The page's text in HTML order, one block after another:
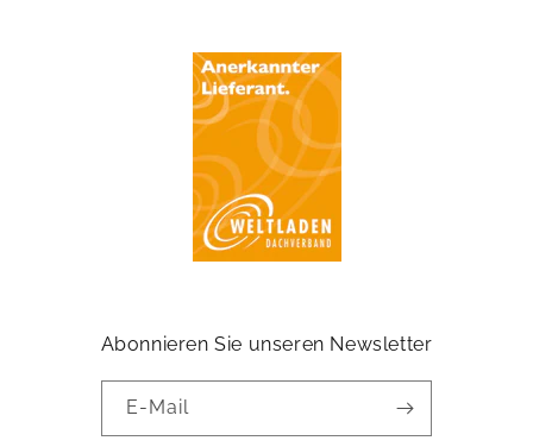
Abonnieren Sie unseren Newsletter
E-Mail